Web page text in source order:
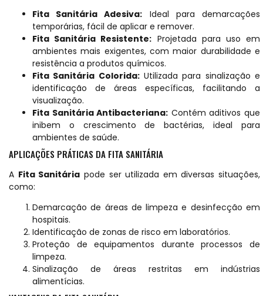
Fita Sanitária Adesiva: Ideal para demarcações
temporárias, fácil de aplicar e remover.
Fita Sanitária Resistente: Projetada para uso em
ambientes mais exigentes, com maior durabilidade e
resistência a produtos químicos.
Fita Sanitária Colorida:Utilizada para sinalização e
identificação de áreas específicas, facilitando a
visualização.
Fita Sanitária Antibacteriana: Contém aditivos que
inibem o crescimento de bactérias, ideal para
ambientes de saúde.
APLICAÇÕES PRÁTICAS DA FITA SANITÁRIA
A Fita Sanitária pode ser utilizada em diversas situações,
como:
Demarcação de áreas de limpeza e desinfecção em
hospitais.
Identificação de zonas de risco em laboratórios.
Proteção de equipamentos durante processos de
limpeza.
Sinalização de áreas restritas em indústrias
alimentícias.